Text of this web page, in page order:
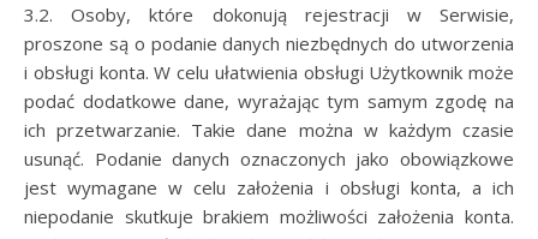
3.2. Osoby, które dokonują rejestracji w Serwisie,
proszone są o podanie danych niezbędnych do utworzenia
i obsługi konta. W celu ułatwienia obsługi Użytkownik może
podać dodatkowe dane, wyrażając tym samym zgodę na
ich przetwarzanie. Takie dane można w każdym czasie
usunąć. Podanie danych oznaczonych jako obowiązkowe
jest wymagane w celu założenia i obsługi konta, a ich
niepodanie skutkuje brakiem możliwości założenia konta.